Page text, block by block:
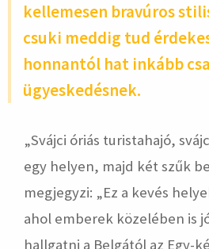
kellemesen bravúros
csuki meddig tud
honnantól hat inkább
ügyeskedésnek.
„Svájci óriás turistahajó,
egy helyen, majd két szűk
megjegyzi: „Ez a kevés
ahol emberek közelében is
hallgatni a Belgától az Egy-